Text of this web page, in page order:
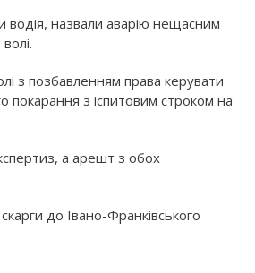
водія, назвали аварію нещасним
з позбавленням права керувати
покарання з іспитовим строком на
а арешт з обох
до Івано-Франківського